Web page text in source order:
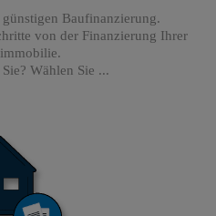
Baufinanzierung.
von der Finanzierung Ihrer
Wählen Sie ...